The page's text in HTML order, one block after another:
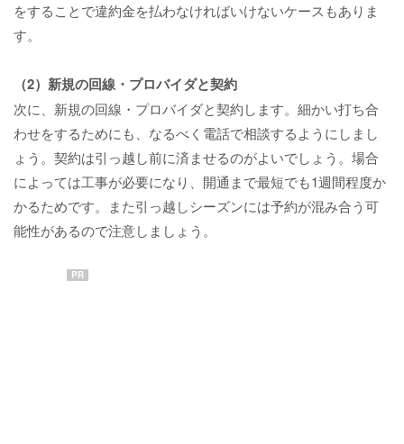
をすることで違約金を払わなければいけないケースもありま
す。
（2）新規の回線・プロバイダと契約
次に、新規の回線・プロバイダと契約します。細かい打ち合
わせをするためにも、なるべく電話で相談するようにしまし
ょう。契約は引っ越し前に済ませるのがよいでしょう。場合
によっては工事が必要になり、開通まで最短でも1週間程度か
かるためです。また引っ越しシーズンには予約が混み合う可
能性があるので注意しましょう。
PR